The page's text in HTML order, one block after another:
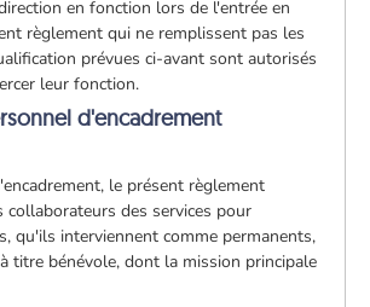
en fonction lors de l'entrée en
règlement qui ne remplissent pas les
prévues ci-avant sont autorisés
leur fonction.
d'encadrement
le présent règlement
collaborateurs des services pour
qu'ils interviennent comme permanents,
titre bénévole, dont la mission principale